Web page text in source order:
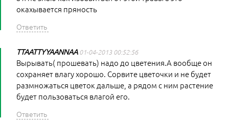
окахывается пряность
TTAATTYYAANNAA01-04-2013 00:52:56
Вырывать( прошевать) надо до цветения.А вообще он
сохраняет влагу хорошо. Сорвите цветочки и не будет
размножаться цветок дальше, а рядом с ним растение
будет пользоваться влагой его.